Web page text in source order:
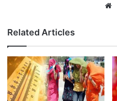
Related Articles